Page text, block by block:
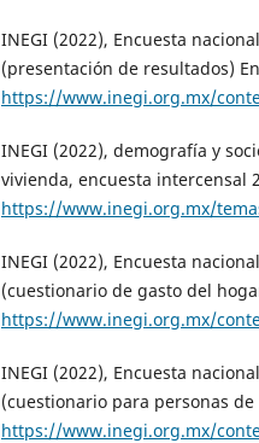
INEGI (2022), Encuesta
(presentación de resultados)
https://www.inegi.org.mx/
INEGI (2022), demografía y
vivienda, encuesta intercensal
https://www.inegi.org.mx/
INEGI (2022), Encuesta
(cuestionario de gasto del
https://www.inegi.org.mx/
INEGI (2022), Encuesta
(cuestionario para personas de
https://www.inegi.org.mx/